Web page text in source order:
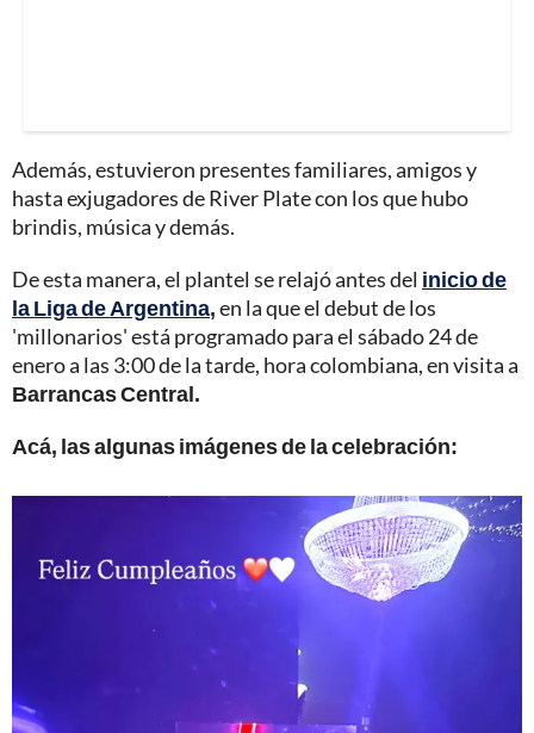
Además, estuvieron presentes familiares, amigos y
hasta exjugadores de River Plate con los que hubo
brindis, música y demás.
De esta manera, el plantel se relajó antes del inicio de
la Liga de Argentina,en la que el debut de los
'millonarios' está programado para el sábado 24 de
enero a las 3:00 de la tarde, hora colombiana, en visita a
Barrancas Central.
Acá, las algunas imágenes de la celebración: